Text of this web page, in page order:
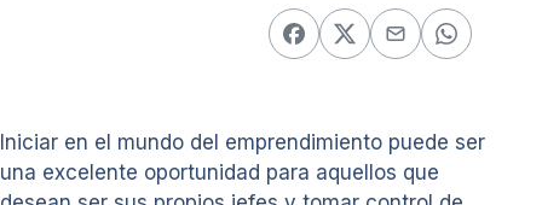
Iniciar en el mundo del emprendimiento puede ser
una excelente oportunidad para aquellos que